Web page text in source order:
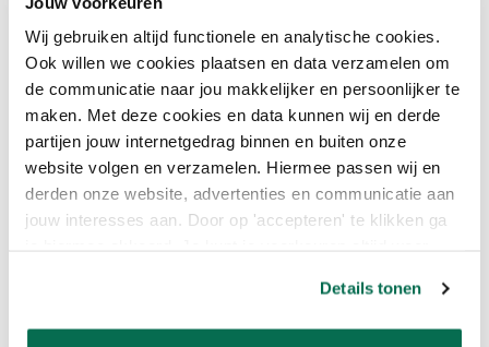
Wij gebruiken altijd functionele en analytische cookies.
Ook willen we cookies plaatsen en data verzamelen om
de communicatie naar jou makkelijker en persoonlijker te
maken. Met deze cookies en data kunnen wij en derde
partijen jouw internetgedrag binnen en buiten onze
website volgen en verzamelen. Hiermee passen wij en
derden onze website, advertenties en communicatie aan
jouw interesses aan. Door op 'accepteren' te klikken ga
Details tonen
Natuurlijk kan je deze nieuwe kleur van Sigma bij ons online
bestellen! Wij mengen graag Olive Sprig muurverf of lakverf voor
je. En ook de kleur van het jaar van 2021, 2020 of eerdere jaren.
Want het blijven prachtige tinten! Omdat Sigma jou al
verschillende kleurenpalet ideeën meegeeft is het combineren
super makkelijk.
Kleur van het jaar 2021 Transcend